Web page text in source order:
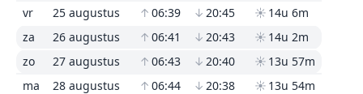
vr
25 augustus ↑ 06:39 ↓ 20:45 ☀ 14u 6m
za
26 augustus ↑ 06:41 ↓ 20:43 ☀ 14u 2m
zo
27 augustus ↑ 06:43 ↓ 20:40 ☀ 13u 57m
ma
28 augustus ↑ 06:44 ↓ 20:38 ☀ 13u 54m